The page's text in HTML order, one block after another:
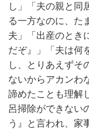
し」「夫の親と同
る一方なのに、た
夫」「出産のとき
だぞ』」「夫は何
し、とりあえずそ
ないからアカンわ
諦めたことも理解
呂掃除ができない
う』と言われ、家